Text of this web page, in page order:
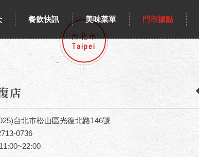
餐飲快訊 美味菜單
門市據點
台北市
Taipei
店
台北市松山區光復北路146號
0736